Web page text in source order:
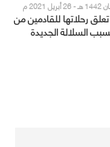
تعلق رحلاتها للقادمين من
السلالة الجديدة